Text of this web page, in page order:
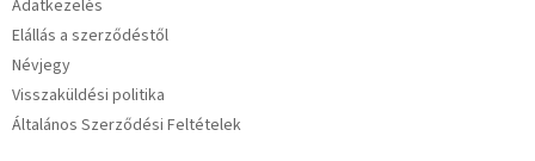
Adatkezelés
Elállás a szerződéstől
Névjegy
Visszaküldési politika
Általános Szerződési Feltételek